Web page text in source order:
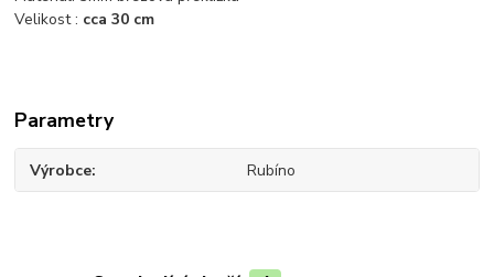
Velikost : cca 30 cm
Parametry
Výrobce Rubíno